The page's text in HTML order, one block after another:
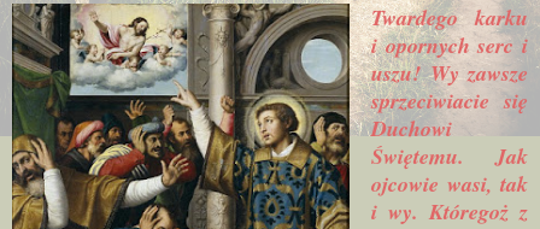
Twardego karku
i opornych serc i
uszu! Wy zawsze
sprzeciwiacie się
Duchowi
Świętemu. Jak
ojcowie wasi, tak
i wy. Któregoż z